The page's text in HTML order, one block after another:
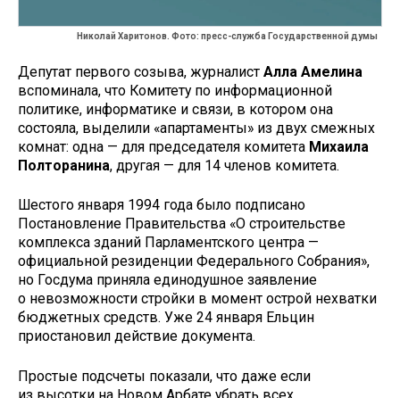
Николай Харитонов. Фото: пресс-служба Государственной думы
Депутат первого созыва, журналист Алла Амелина
вспоминала, что Комитету по информационной
политике, информатике и связи, в котором она
состояла, выделили «апартаменты» из двух смежных
комнат: одна — для председателя комитета Михаила
Полторанина, другая — для 14 членов комитета.
Шестого января 1994 года было подписано
Постановление Правительства «О строительстве
комплекса зданий Парламентского центра —
официальной резиденции Федерального Собрания»,
но Госдума приняла единодушное заявление
о невозможности стройки в момент острой нехватки
бюджетных средств. Уже 24 января Ельцин
приостановил действие документа.
Простые подсчеты показали, что даже если